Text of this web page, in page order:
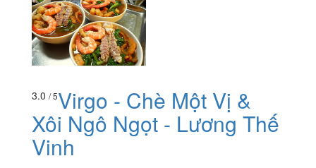
3.0 / 5Virgo - Chè Một Vị &
Xôi Ngô Ngọt - Lương Thế
Vinh